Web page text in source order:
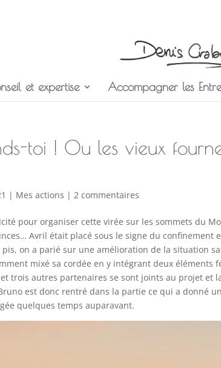
et expertise Accompagner les
toi ! Ou les vieux
| Mes actions |2 commentaires
pour organiser cette virée sur les sommets du
Avril était placé sous le signe du confinement
pis, on a parié sur une amélioration de la situation
mixé sa cordée en y intégrant deux éléments
trois autres partenaires se sont joints au projet et
est donc rentré dans la partie ce qui a donné
quelques temps auparavant.